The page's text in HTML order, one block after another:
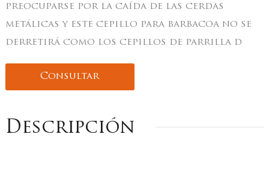
preocuparse por la caída de las cerdas
metálicas y este cepillo para barbacoa no se
derretirá como los cepillos de parrilla d
Consultar
Descripción